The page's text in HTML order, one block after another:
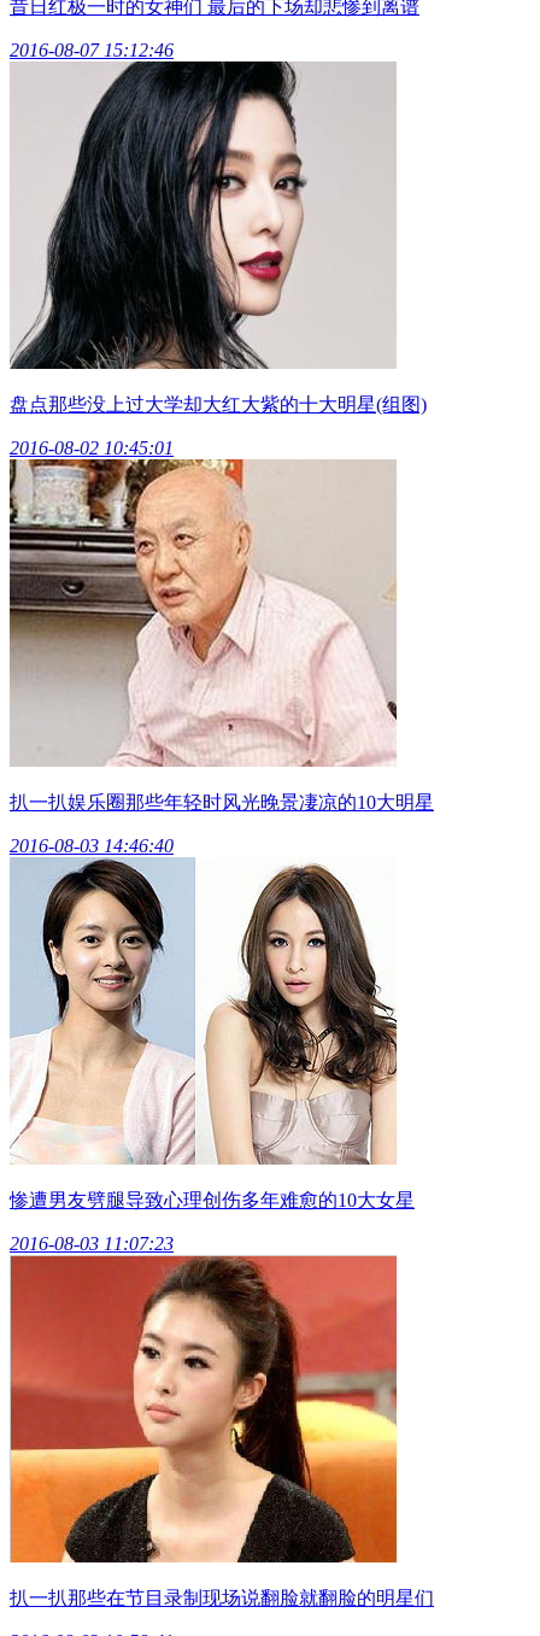
昔日红极一时的女神们 最后的下场却悲惨到离谱
2016-08-07 15:12:46
盘点那些没上过大学却大红大紫的十大明星(组图)
2016-08-02 10:45:01
扒一扒娱乐圈那些年轻时风光晚景凄凉的10大明星
2016-08-03 14:46:40
惨遭男友劈腿导致心理创伤多年难愈的10大女星
2016-08-03 11:07:23
扒一扒那些在节目录制现场说翻脸就翻脸的明星们